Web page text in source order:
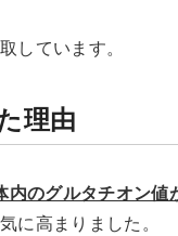
しています。
理由
内のグルタチオン値
に高まりました。